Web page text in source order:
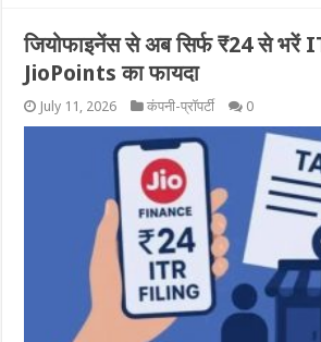
जियोफाइनेंस से अब सिर्फ ₹24 से भरें
JioPoints का फायदा
July 11, 2026 कंपनी-प्रॉपर्टी 0